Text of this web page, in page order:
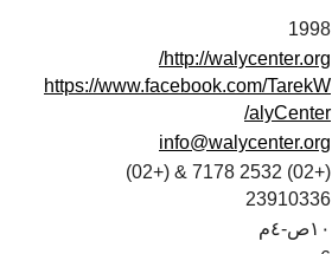
1998
http://walycenter.org/
https://www.facebook.com/TarekW
alyCenter/
info@walycenter.org
(+02) 2532 7178 & (+02)
23910336
١٠ص-٤م